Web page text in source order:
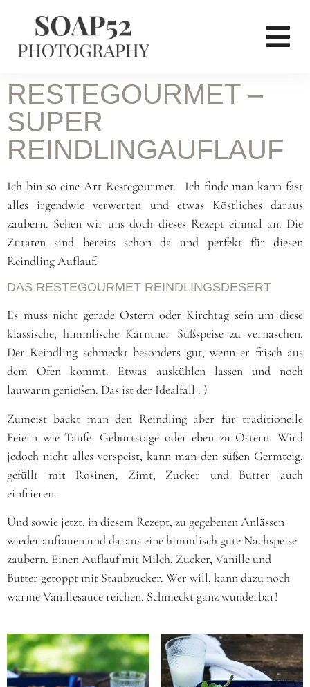
RESTEGOURMET –
SUPER
REINDLINGAUFLAUF
Ich bin so eine Art Restegourmet. Ich finde man kann fast
alles irgendwie verwerten und etwas Köstliches daraus
zaubern. Sehen wir uns doch dieses Rezept einmal an. Die
Zutaten sind bereits schon da und perfekt für diesen
Reindling Auflauf.
DAS RESTEGOURMET REINDLINGSDESERT
Es muss nicht gerade Ostern oder Kirchtag sein um diese
klassische, himmlische Kärntner Süßspeise zu vernaschen.
Der Reindling schmeckt besonders gut, wenn er frisch aus
dem Ofen kommt. Etwas auskühlen lassen und noch
lauwarm genießen. Das ist der Idealfall : )
Zumeist bäckt man den Reindling aber für traditionelle
Feiern wie Taufe, Geburtstage oder eben zu Ostern. Wird
jedoch nicht alles verspeist, kann man den süßen Germteig,
gefüllt mit Rosinen, Zimt, Zucker und Butter auch
einfrieren.
Und sowie jetzt, in diesem Rezept, zu gegebenen Anlässen
wieder auftauen und daraus eine himmlisch gute Nachspeise
zaubern. Einen Auflauf mit Milch, Zucker, Vanille und
Butter getoppt mit Staubzucker. Wer will, kann dazu noch
warme Vanillesauce reichen. Schmeckt ganz wunderbar!